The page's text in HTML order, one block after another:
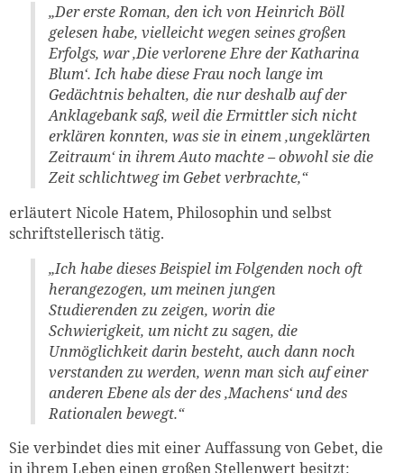
„Der erste Roman, den ich von Heinrich Böll
gelesen habe, vielleicht wegen seines großen
Erfolgs, war ‚Die verlorene Ehre der Katharina
Blum‘. Ich habe diese Frau noch lange im
Gedächtnis behalten, die nur deshalb auf der
Anklagebank saß, weil die Ermittler sich nicht
erklären konnten, was sie in einem ‚ungeklärten
Zeitraum‘ in ihrem Auto machte – obwohl sie die
Zeit schlichtweg im Gebet verbrachte,“
erläutert Nicole Hatem, Philosophin und selbst
schriftstellerisch tätig.
„Ich habe dieses Beispiel im Folgenden noch oft
herangezogen, um meinen jungen
Studierenden zu zeigen, worin die
Schwierigkeit, um nicht zu sagen, die
Unmöglichkeit darin besteht, auch dann noch
verstanden zu werden, wenn man sich auf einer
anderen Ebene als der des ‚Machens‘ und des
Rationalen bewegt.“
Sie verbindet dies mit einer Auffassung von Gebet, die
in ihrem Leben einen großen Stellenwert besitzt: